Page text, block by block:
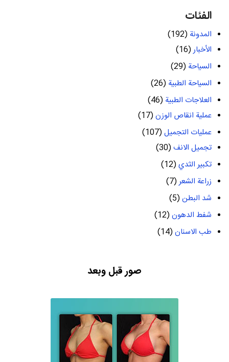
الفئات
المدونة (192)
الأخبار(16)
السياحة (29)
السياحة الطبية (26)
العلاجات الطبية (46)
عملية انقاص الوزن(17)
عمليات التجميل(107)
تجميل الانف(30)
تكبير الثدي(12)
زراعة الشعر(7)
شد البطن(5)
شفط الدهون(12)
طب الاسنان(14)
صور قبل وبعد